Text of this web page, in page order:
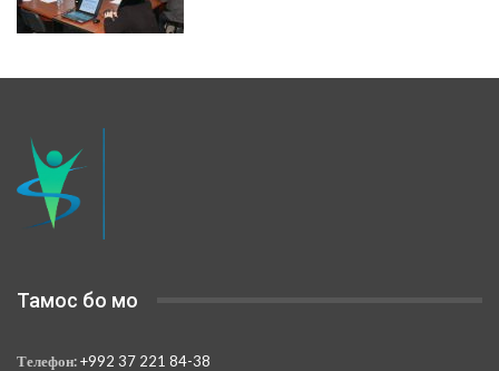
Тамос бо мо
Телефон:+992 37 221 84-38